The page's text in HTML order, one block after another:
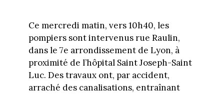
Ce mercredi matin, vers 10h40, les
pompiers sont intervenus rue Raulin,
dans le 7e arrondissement de Lyon, à
proximité de l’hôpital Saint Joseph-Saint
Luc. Des travaux ont, par accident,
arraché des canalisations, entraînant